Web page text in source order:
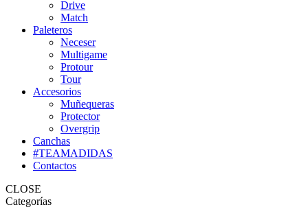
Drive
Match
Paleteros
Neceser
Multigame
Protour
Tour
Accesorios
Muñequeras
Protector
Overgrip
Canchas
#TEAMADIDAS
Contactos
CLOSE
Categorías